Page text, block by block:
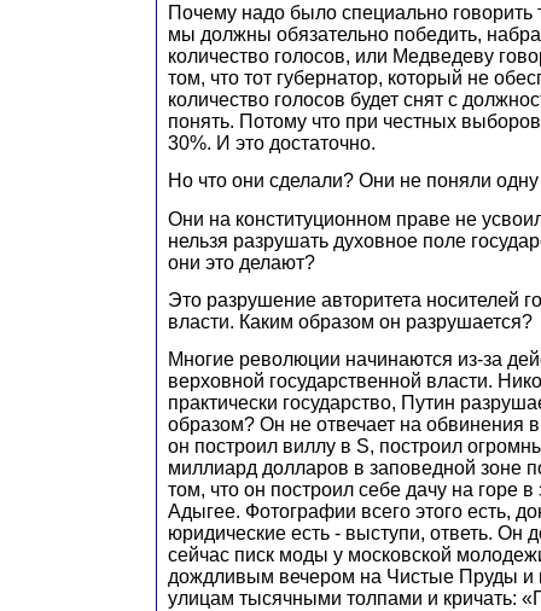
Почему надо было специально говорить
мы должны обязательно победить,
количество голосов, или Медведеву
том, что тот губернатор, который не
количество голосов будет снят с
понять. Потому что при честных
30%. И это достаточно.
Но что они сделали? Они не поняли
Они на конституционном праве не
нельзя разрушать духовное поле
они это делают?
Это разрушение авторитета носителей
власти. Каким образом он разрушается?
Многие революции начинаются из-за
верховной государственной власти.
практически государство, Путин
образом? Он не отвечает на обвинения
он построил виллу в S, построил
миллиард долларов в заповедной зоне
том, что он построил себе дачу на горе
Адыгее. Фотографии всего этого есть,
юридические есть - выступи, ответь. Он
сейчас писк моды у московской
дождливым вечером на Чистые Пруды и
улицам тысячными толпами и кричать: